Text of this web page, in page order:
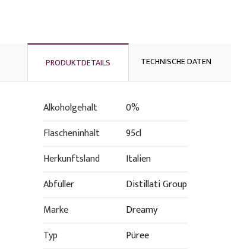
PRODUKTDETAILS TECHNISCHE DATEN
Alkoholgehalt
0%
Flascheninhalt
95cl
Herkunftsland
Italien
Abfüller
Distillati Group
Marke
Dreamy
Typ
Püree